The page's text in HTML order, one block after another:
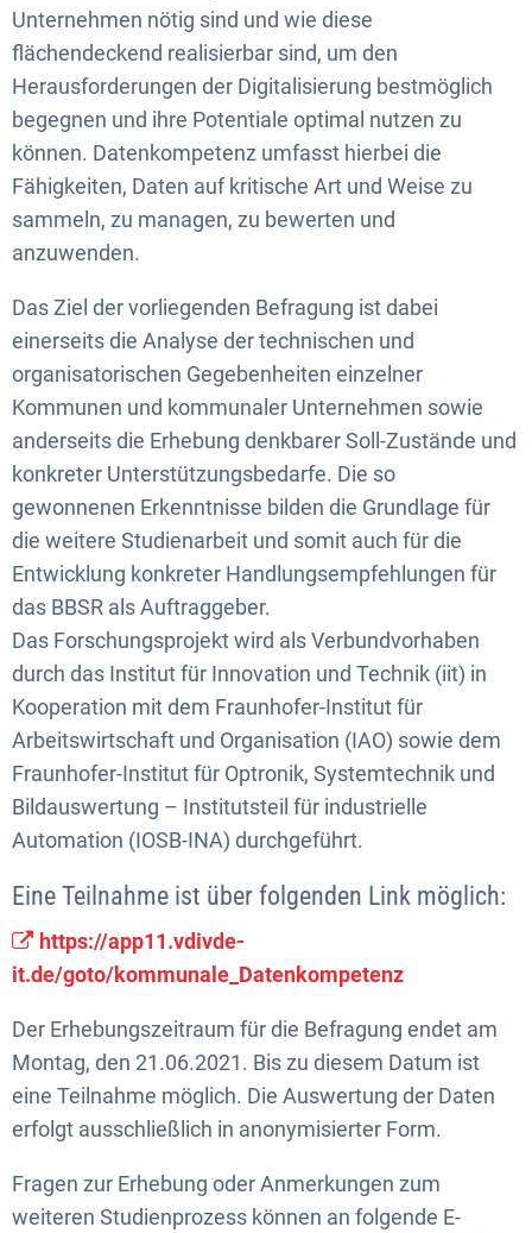
Unternehmen nötig sind und wie diese
flächendeckend realisierbar sind, um den
Herausforderungen der Digitalisierung bestmöglich
begegnen und ihre Potentiale optimal nutzen zu
können. Datenkompetenz umfasst hierbei die
Fähigkeiten, Daten auf kritische Art und Weise zu
sammeln, zu managen, zu bewerten und
anzuwenden.
Das Ziel der vorliegenden Befragung ist dabei
einerseits die Analyse der technischen und
organisatorischen Gegebenheiten einzelner
Kommunen und kommunaler Unternehmen sowie
anderseits die Erhebung denkbarer Soll-Zustände und
konkreter Unterstützungsbedarfe. Die so
gewonnenen Erkenntnisse bilden die Grundlage für
die weitere Studienarbeit und somit auch für die
Entwicklung konkreter Handlungsempfehlungen für
das BBSR als Auftraggeber.
Das Forschungsprojekt wird als Verbundvorhaben
durch das Institut für Innovation und Technik (iit) in
Kooperation mit dem Fraunhofer-Institut für
Arbeitswirtschaft und Organisation (IAO) sowie dem
Fraunhofer-Institut für Optronik, Systemtechnik und
Bildauswertung – Institutsteil für industrielle
Automation (IOSB-INA) durchgeführt.
Eine Teilnahme ist über folgenden Link möglich:
https://app11.vdivde-
it.de/goto/kommunale_Datenkompetenz
Der Erhebungszeitraum für die Befragung endet am
Montag, den 21.06.2021. Bis zu diesem Datum ist
eine Teilnahme möglich. Die Auswertung der Daten
erfolgt ausschließlich in anonymisierter Form.
Fragen zur Erhebung oder Anmerkungen zum
weiteren Studienprozess können an folgende E-